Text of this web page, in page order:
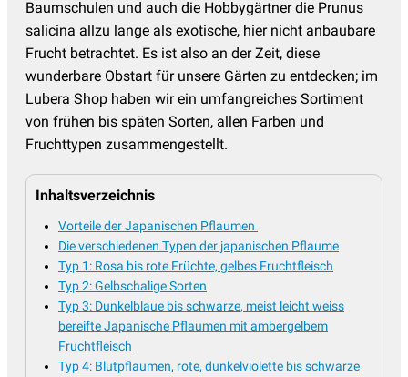
Baumschulen und auch die Hobbygärtner die Prunus
salicina allzu lange als exotische, hier nicht anbaubare
Frucht betrachtet. Es ist also an der Zeit, diese
wunderbare Obstart für unsere Gärten zu entdecken; im
Lubera Shop haben wir ein umfangreiches Sortiment
von frühen bis späten Sorten, allen Farben und
Fruchttypen zusammengestellt.
Inhaltsverzeichnis
Vorteile der Japanischen Pflaumen
Die verschiedenen Typen der japanischen Pflaume
Typ 1: Rosa bis rote Früchte, gelbes Fruchtfleisch
Typ 2: Gelbschalige Sorten
Typ 3: Dunkelblaue bis schwarze, meist leicht weiss
bereifte Japanische Pflaumen mit ambergelbem
Fruchtfleisch
Typ 4: Blutpflaumen, rote, dunkelviolette bis schwarze